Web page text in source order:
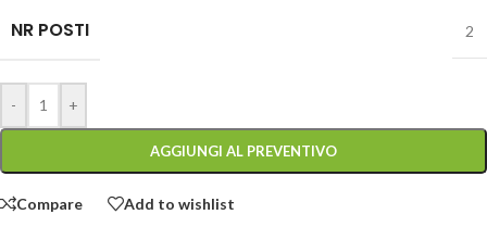
NR POSTI 2
- +
AGGIUNGI AL PREVENTIVO
Compare Add to wishlist